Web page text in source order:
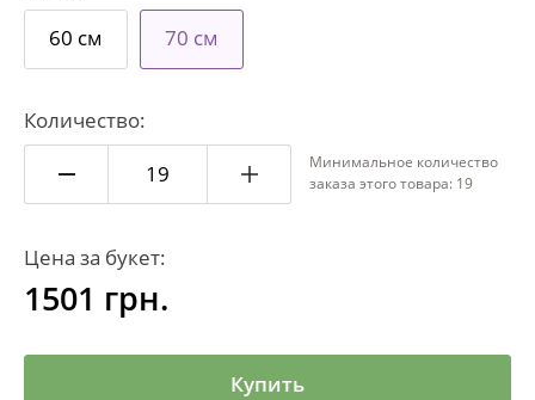
60 см
70 см
Количество:
Минимальное количество
заказа этого товара: 19
Цена за букет:
1501 грн.
Купить